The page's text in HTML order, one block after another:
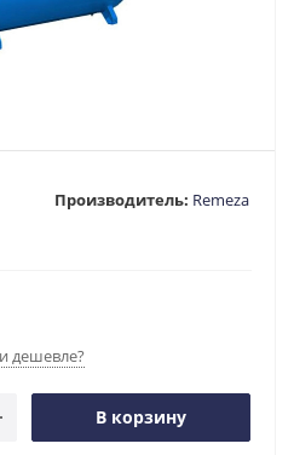
Производитель: Remeza
дешевле?
В корзину